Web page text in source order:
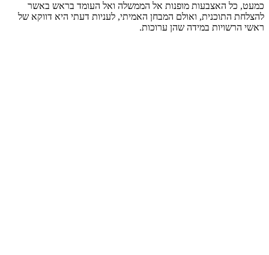
כמעט, כל האצבעות מופנות אל הממשלה ואל העומד בראש באשר
להצלחת התוכנית, ואולם המבחן האמיתי, לעניות דעתי היא דווקא של
ראשי הרשויות במידה שהן ערוכות.